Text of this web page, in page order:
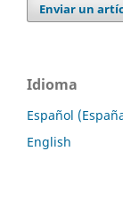
Enviar un
Idioma
Español
English